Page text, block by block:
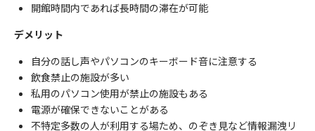
開館時間内であれば長時間の滞在が可能
デメリット
自分の話し声やパソコンのキーボード音に注意する
飲食禁止の施設が多い
私用のパソコン使用が禁止の施設もある
電源が確保できないことがある
不特定多数の人が利用する場ため、のぞき見など情報漏洩リ